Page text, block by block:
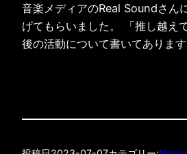
音楽メディアのReal Soundさん
げてもらいました。 「推し越え
後の活動について書いてあります